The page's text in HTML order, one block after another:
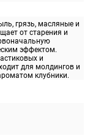
грязь, масляные и
от старения и
эффектом.
и
для молдингов и
клубники.